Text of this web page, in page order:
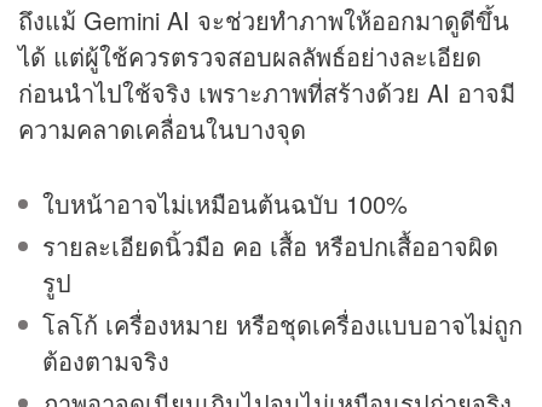
ถึงแม้ Gemini AI จะช่วยทำภาพให้ออกมาดูดีขึ้น
ได้ แต่ผู้ใช้ควรตรวจสอบผลลัพธ์อย่างละเอียด
ก่อนนำไปใช้จริง เพราะภาพที่สร้างด้วย AI อาจมี
ความคลาดเคลื่อนในบางจุด
ใบหน้าอาจไม่เหมือนต้นฉบับ 100%
รายละเอียดนิ้วมือ คอ เสื้อ หรือปกเสื้ออาจผิด
รูป
โลโก้ เครื่องหมาย หรือชุดเครื่องแบบอาจไม่ถูก
ต้องตามจริง